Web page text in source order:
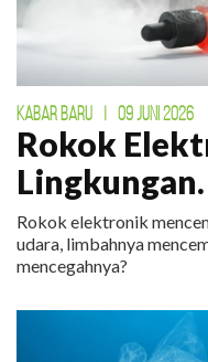
KABAR BARU | 09 JUNI 2026
Rokok
Rokok elektronik
udara, limbahnya
mencegahnya?